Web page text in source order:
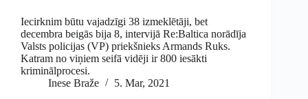
Iecirknim būtu vajadzīgi 38 izmeklētāji, bet
decembra beigās bija 8, intervijā Re:Baltica norādīja
Valsts policijas (VP) priekšnieks Armands Ruks.
Katram no viņiem seifā vidēji ir 800 iesākti
kriminālprocesi.
Inese Braže
5. Mar, 2021